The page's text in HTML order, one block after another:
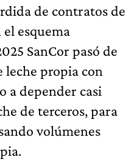
de contratos de
esquema
SanCor pasó de
leche propia con
a depender casi
de terceros, para
volúmenes